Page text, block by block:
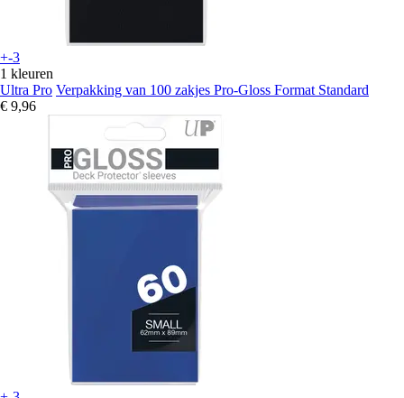
+-3
1 kleuren
Ultra Pro Verpakking van 100 zakjes Pro-Gloss Format Standard
€ 9,96